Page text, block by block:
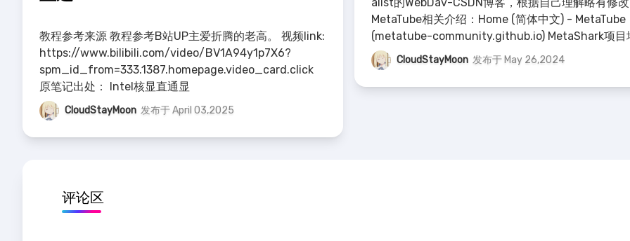
教程参考来源 教程参考B站UP主爱折腾的老高。 视频link:
https://www.bilibili.com/video/BV1A94y1p7X6?
spm_id_from=333.1387.homepage.video_card.click
原笔记出处： Intel核显直通显
CloudStayMoon 发布于 April 03,2025
MetaTube相关介绍：Home (简体中文) - MetaTube
(metatube-community.github.io) MetaShark项目
址：cxfks
CloudStayMoon 发布于 May 26,2024
评论区